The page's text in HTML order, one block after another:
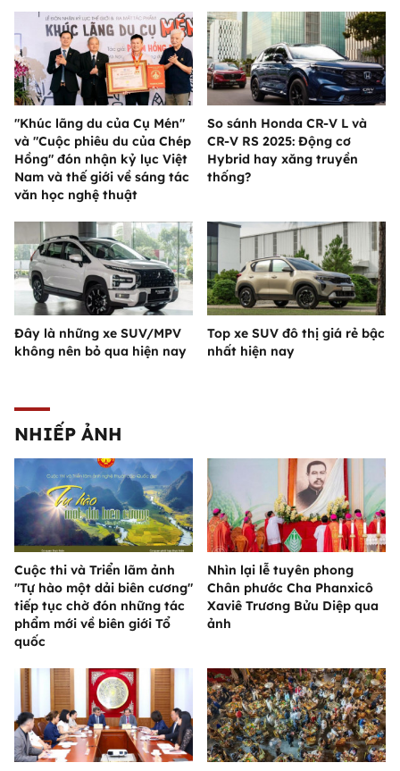
"Khúc lãng du của Cụ Mén"
và "Cuộc phiêu du của Chép
Hồng" đón nhận kỷ lục Việt
Nam và thế giới về sáng tác
văn học nghệ thuật
So sánh Honda CR-V L và
CR-V RS 2025: Động cơ
Hybrid hay xăng truyền
thống?
Đây là những xe SUV/MPV
không nên bỏ qua hiện nay
Top xe SUV đô thị giá rẻ bậc
nhất hiện nay
NHIẾP ẢNH
Cuộc thi và Triển lãm ảnh
"Tự hào một dải biên cương"
tiếp tục chờ đón những tác
phẩm mới về biên giới Tổ
quốc
Nhìn lại lễ tuyên phong
Chân phước Cha Phanxicô
Xaviê Trương Bửu Diệp qua
ảnh